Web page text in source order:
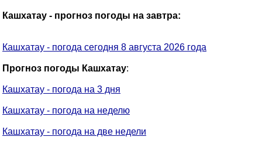
Кашхатау - прогноз погоды на завтра:
Кашхатау - погода сегодня 8 августа 2026 года
Прогноз погоды Кашхатау:
Кашхатау - погода на 3 дня
Кашхатау - погода на неделю
Кашхатау - погода на две недели